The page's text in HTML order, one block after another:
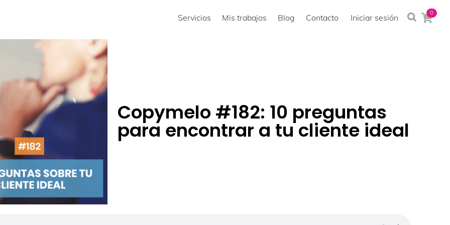
0
Servicios Mis trabajos Blog Contacto Iniciar sesión
Copymelo #182: 10 preguntas
para encontrar a tu cliente ideal